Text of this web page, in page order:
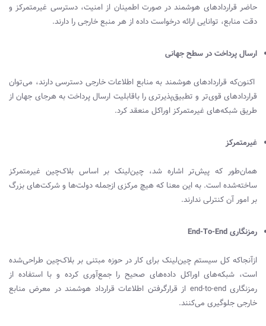
حاضر قراردادهای هوشمند در صورت اطمینان از امنیت، دسترسی غیرمتمرکز و
دقت منابع، توانایی ارائه درخواست داده از هر منبع خارجی را دارند.
ارسال پرداخت در سطح جهانی
اکنون‌که قراردادهای هوشمند به منابع اطلاعات خارجی دسترسی دارند، می‌توان
قراردادهای قوی‌تر و تطبیق‌پذیرتری را باقابلیت ارسال پرداخت به هرجای جهان از
طریق شبکه‌های غیرمتمرکز اوراکل منعقد کرد.
غیرمتمرکز
همان‌طور که پیش‌تر اشاره شد، چین‌لینک بر اساس بلاک‌چین غیرمتمرکز
ساخته‌شده است. به این معنا که هیچ مرکزی ازجمله دولت‌ها و شرکت‌های بزرگ
بر امور آن کنترلی ندارند.
رمزنگاریEnd-To-End
ازآنجاکه کل سیستم چین‌لینک برای کار در حوزه مبتنی بر بلاک‌چین طراحی‌شده
است، شبکه‌های اوراکل داده‌های صحیح را جمع‌آوری کرده و با استفاده از
رمزنگاریend-to-end از قرار‌گرفتن اطلاعات قرارداد هوشمند در معرض منابع
خارجی جلوگیری می‌کنند.